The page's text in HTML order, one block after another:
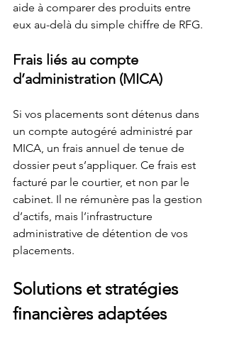
aide à comparer des produits entre
eux au-delà du simple chiffre de RFG.
Frais liés au compte
d’administration (MICA)
Si vos placements sont détenus dans
un compte autogéré administré par
MICA, un frais annuel de tenue de
dossier peut s’appliquer. Ce frais est
facturé par le courtier, et non par le
cabinet. Il ne rémunère pas la gestion
d’actifs, mais l’infrastructure
administrative de détention de vos
placements.
Solutions et stratégies
financières adaptées